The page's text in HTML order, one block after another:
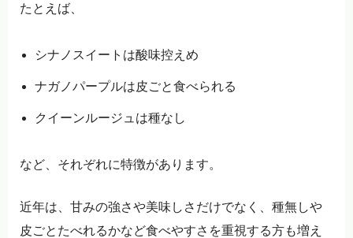
たとえば、
シナノスイートは酸味控えめ
ナガノパープルは皮ごと食べられる
クイーンルージュは種なし
など、それぞれに特徴があります。
近年は、甘みの強さや美味しさだけでなく、種無しや
皮ごとたべれるかなど食べやすさを重視する方も増え